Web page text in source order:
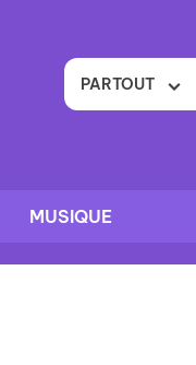
PARTOUT
MUSIQUE